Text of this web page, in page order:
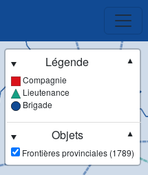
Légende
▼
Compagnie
Lieutenance
Brigade
Objets
▼
Frontières provinciales (1789)